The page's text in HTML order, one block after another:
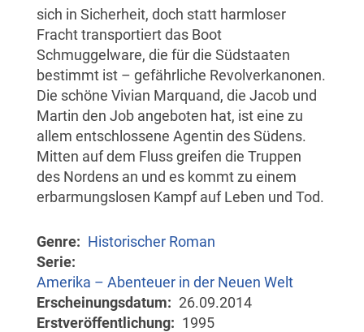
sich in Sicherheit, doch statt harmloser
Fracht transportiert das Boot
Schmuggelware, die für die Südstaaten
bestimmt ist – gefährliche Revolverkanonen.
Die schöne Vivian Marquand, die Jacob und
Martin den Job angeboten hat, ist eine zu
allem entschlossene Agentin des Südens.
Mitten auf dem Fluss greifen die Truppen
des Nordens an und es kommt zu einem
erbarmungslosen Kampf auf Leben und Tod.
Genre
Historischer Roman
Serie
Amerika – Abenteuer in der Neuen Welt
Erscheinungsdatum
26.09.2014
Erstveröffentlichung
1995